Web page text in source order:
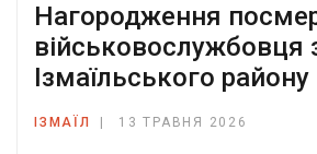
Нагородження
військовослужбовця
Ізмаїльського району
ІЗМАЇЛ 13 ТРАВНЯ 2026